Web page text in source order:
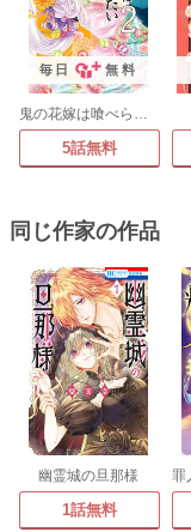
毎日 無料
鬼の花嫁は喰べられたい
5話無料
同じ作家の作品
幽霊城の旦那様
1話無料